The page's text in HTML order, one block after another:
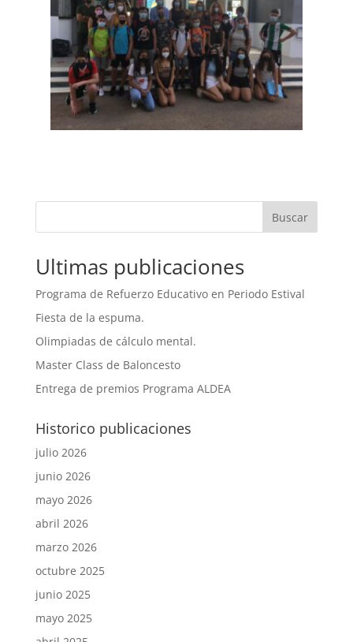
Buscar
Ultimas publicaciones
Programa de Refuerzo Educativo en Periodo Estival
Fiesta de la espuma.
Olimpiadas de cálculo mental.
Master Class de Baloncesto
Entrega de premios Programa ALDEA
Historico publicaciones
julio 2026
junio 2026
mayo 2026
abril 2026
marzo 2026
octubre 2025
junio 2025
mayo 2025